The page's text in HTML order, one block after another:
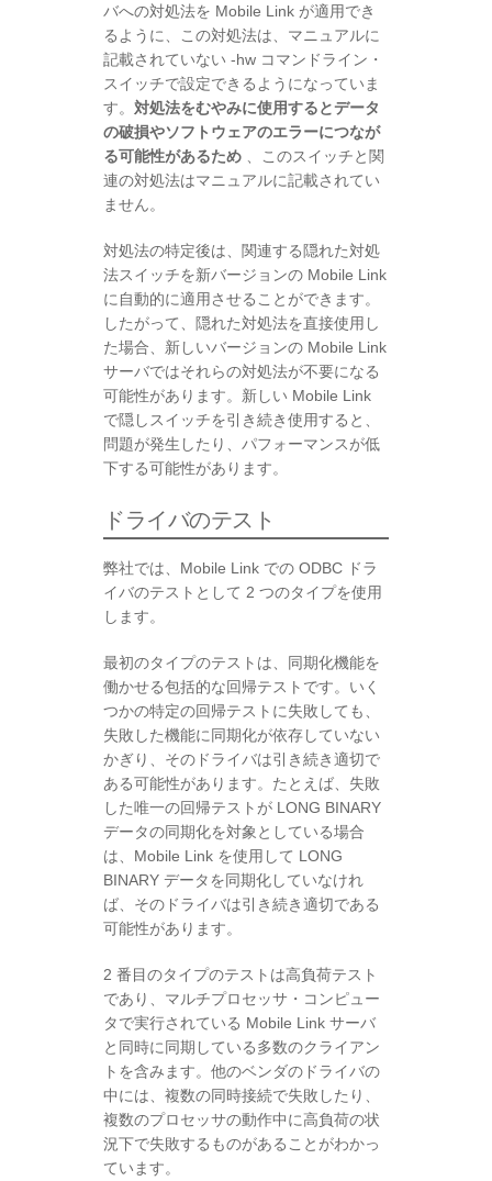
バへの対処法を Mobile Link が適用でき
るように、この対処法は、マニュアルに
記載されていない -hw コマンドライン・
スイッチで設定できるようになっていま
す。 対処法をむやみに使用するとデータ
の破損やソフトウェアのエラーにつなが
る可能性があるため
、このスイッチと関
連の対処法はマニュアルに記載されてい
ません。
対処法の特定後は、関連する隠れた対処
法スイッチを新バージョンの Mobile Link
に自動的に適用させることができます。
したがって、隠れた対処法を直接使用し
た場合、新しいバージョンの Mobile Link
サーバではそれらの対処法が不要になる
可能性があります。新しい Mobile Link
で隠しスイッチを引き続き使用すると、
問題が発生したり、パフォーマンスが低
下する可能性があります。
ドライバのテスト
弊社では、Mobile Link での ODBC ドラ
イバのテストとして 2 つのタイプを使用
します。
最初のタイプのテストは、同期化機能を
働かせる包括的な回帰テストです。いく
つかの特定の回帰テストに失敗しても、
失敗した機能に同期化が依存していない
かぎり、そのドライバは引き続き適切で
ある可能性があります。たとえば、失敗
した唯一の回帰テストが LONG BINARY
データの同期化を対象としている場合
は、Mobile Link を使用して LONG
BINARY データを同期化していなけれ
ば、そのドライバは引き続き適切である
可能性があります。
2 番目のタイプのテストは高負荷テスト
であり、マルチプロセッサ・コンピュー
タで実行されている Mobile Link サーバ
と同時に同期している多数のクライアン
トを含みます。他のベンダのドライバの
中には、複数の同時接続で失敗したり、
複数のプロセッサの動作中に高負荷の状
況下で失敗するものがあることがわかっ
ています。